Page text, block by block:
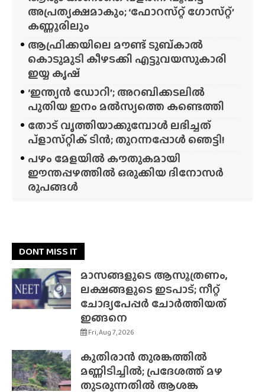
അപ്രത്യക്ഷമാകും; ‘ഫോറസ്‌റ്റ്‌ ഗോസ്‌റ്റ്’
കണ്ണൂരിലും
ആഫ്രിക്കയിലെ മൗണ്ട് ടുബ്‌കാൽ
കൊടുമുടി കീഴടക്കി എട്ടുവയസുകാരി
ഇയ്യ കൃഷ്
‘ഇന്ത്യൻ ഡോറി’; അറബിക്കടലിൽ
പുതിയ ഇനം മൽസ്യത്തെ കണ്ടെത്തി
തോട് വൃത്തിയാക്കുമ്പോൾ ലഭിച്ചത്
പ്‌ളാസ്‌റ്റിക് ടിൻ; തുറന്നപ്പോൾ ഞെട്ടി!
പഴം മേളയിൽ കൗതുകമായി
ഈന്തപ്പഴത്തിൽ ഒരുക്കിയ ദിനോസർ
രൂപങ്ങൾ
DONT MISS IT
മാസങ്ങളുടെ ആസൂത്രണം,
ലക്ഷങ്ങളുടെ ഇടപാട്; നീറ്റ്
ചോദ്യപേപ്പർ ചോർത്തിയത്
ഇങ്ങനെ
Fri, Aug 7, 2026
കുതിരാൻ തുരങ്കത്തിൽ
മണ്ണിടിച്ചിൽ; പ്രദേശത്ത് മഴ
തുടരുന്നതിൽ ആശങ്ക